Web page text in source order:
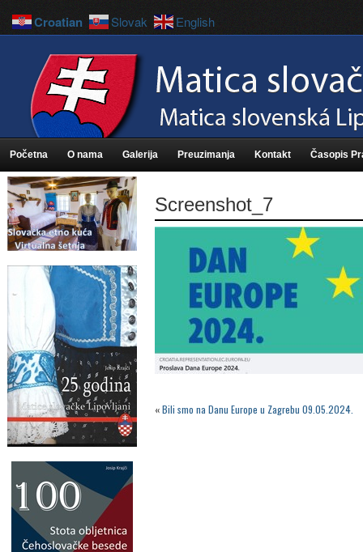
Početna O nama Galerija Preuzimanja Kontakt Časopis
Screenshot_7
«Bili smo na Danu Europe u Zagrebu 09.05.2024.
Croatian Slovak English